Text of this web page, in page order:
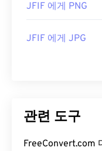
JFIF 에게 PNG
JFIF 에게 JPG
관련 도구
FreeConvert.com